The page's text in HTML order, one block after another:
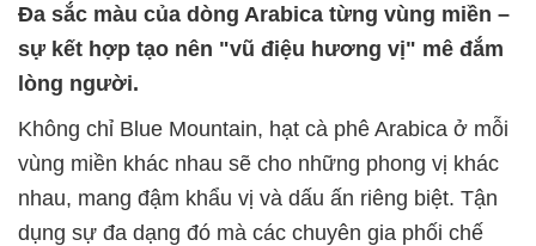
Đa sắc màu của dòng Arabica từng vùng miền –
sự kết hợp tạo nên "vũ điệu hương vị" mê đắm
lòng người.
Không chỉ Blue Mountain, hạt cà phê Arabica ở mỗi
vùng miền khác nhau sẽ cho những phong vị khác
nhau, mang đậm khẩu vị và dấu ấn riêng biệt. Tận
dụng sự đa dạng đó mà các chuyên gia phối chế